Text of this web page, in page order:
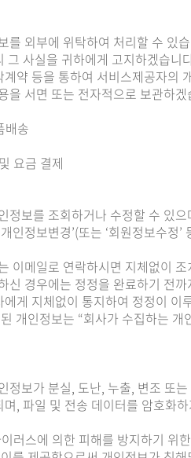
를 외부에 위탁하여 처리할 수 있
사실을 귀하에게 고지하겠습니
약 등을 통하여 서비스제공자
을 서면 또는 전자적으로 보관하겠
배송
요금 결제
정보를 조회하거나 수정할 수 있
인정보변경’(또는 ‘회원정보수
이메일로 연락하시면 지체없이
신 경우에는 정정을 완료하기 전
게 지체없이 통지하여 정정이 이
개인정보는 “회사가 수집하는
정보가 분실, 도난, 누출, 변조 또
, 파일 및 전송 데이터를 암호화
러스에 의한 피해를 방지하기